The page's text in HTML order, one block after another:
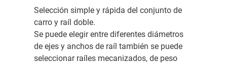
Selección simple y rápida del conjunto de
carro y raíl doble.
Se puede elegir entre diferentes diámetros
de ejes y anchos de raíl también se puede
seleccionar raíles mecanizados, de peso